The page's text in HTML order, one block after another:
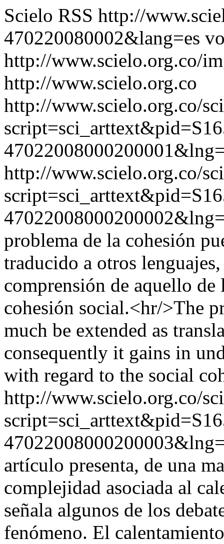
Scielo RSS http://
470220080002&lang=es
http://www.scielo.org.co/
http://www.scielo.org.co
http://www.scielo.org.co/
http://www.scielo.org.co/
problema de la cohesión
traducido a otros
comprensión de aquello
cohesión social.<hr/>The
much be extended as
consequently it gains in
with regard to the social
http://www.scielo.org.co/
artículo presenta, de una
complejidad asociada al
señala algunos de los
fenómeno. El